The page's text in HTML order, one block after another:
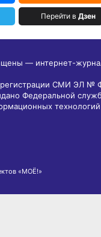
Перейти в Дзен
— интернет-
регистрации СМИ ЭЛ №
Федеральной
«МОЁ!»